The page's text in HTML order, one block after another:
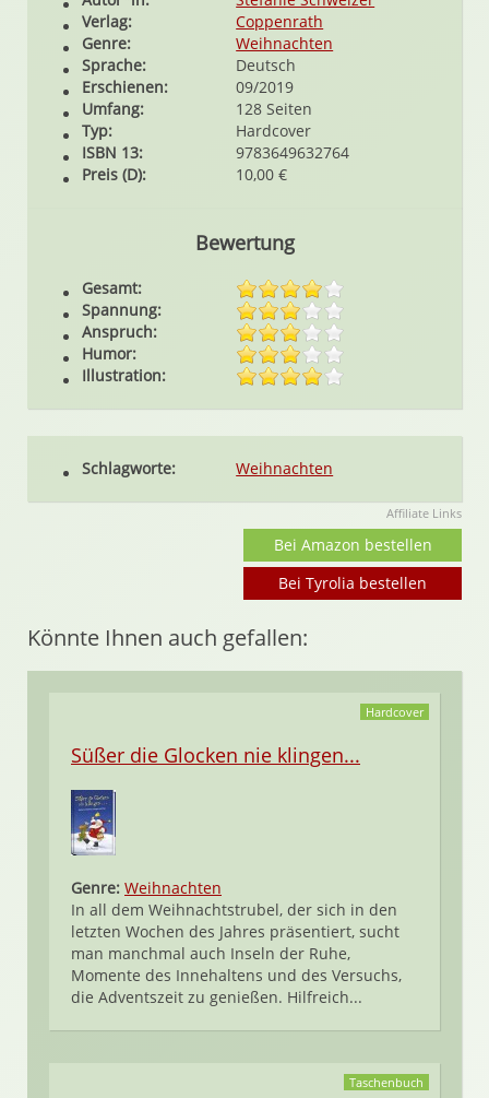
Verlag:
Coppenrath
Genre:
Weihnachten
Sprache:
Deutsch
Erschienen:
09/2019
Umfang:
128 Seiten
Typ:
Hardcover
ISBN 13:
9783649632764
Preis (D):
10,00 €
Bewertung
Gesamt:
Spannung:
Anspruch:
Humor:
Illustration:
Schlagworte: Weihnachten
Affiliate Links
Bei Amazon bestellen
Bei Tyrolia bestellen
Könnte Ihnen auch gefallen:
Hardcover
Süßer die Glocken nie klingen...
Genre: Weihnachten
In all dem Weihnachtstrubel, der sich in den
letzten Wochen des Jahres präsentiert, sucht
man manchmal auch Inseln der Ruhe,
Momente des Innehaltens und des Versuchs,
die Adventszeit zu genießen. Hilfreich...
Taschenbuch